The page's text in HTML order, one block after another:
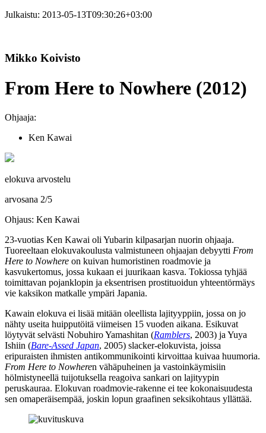
Julkaistu: 2013-05-13T09:30:26+03:00
Mikko Koivisto
From Here to Nowhere (2012)
Ohjaaja:
Ken Kawai
elokuva arvostelu
arvosana 2/5
Ohjaus: Ken Kawai
23‑vuotias Ken Kawai oli Yubarin kilpasarjan nuorin ohjaaja.
Tuoreeltaan elokuvakoulusta valmistuneen ohjaajan debyytti From
Here to Nowhere on kuivan humoristinen roadmovie ja
kasvukertomus, jossa kukaan ei juurikaan kasva. Tokiossa tyhjää
toimittavan pojanklopin ja eksentrisen prostituoidun yhteentörmäys
vie kaksikon matkalle ympäri Japania.
Kawain elokuva ei lisää mitään oleellista lajityyppiin, jossa on jo
nähty useita huipputöitä viimeisen 15 vuoden aikana. Esikuvat
löytyvät selvästi Nobuhiro Yamashitan (Ramblers, 2003) ja Yuya
Ishiin (Bare-Assed Japan, 2005) slacker-elokuvista, joissa
eripuraisten ihmisten antikommunikointi kirvoittaa kuivaa huumoria.
From Here to Nowheren vähäpuheinen ja vastoinkäymisiin
hölmistyneellä tuijotuksella reagoiva sankari on lajityypin
peruskauraa. Elokuvan roadmovie-rakenne ei tee kokonaisuudesta
sen omaperäisempää, joskin lopun graafinen seksikohtaus yllättää.